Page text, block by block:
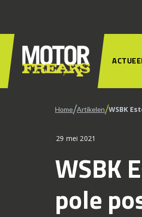
Home/Artikelen/WSBK
29 mei 2021
WSBK
pole